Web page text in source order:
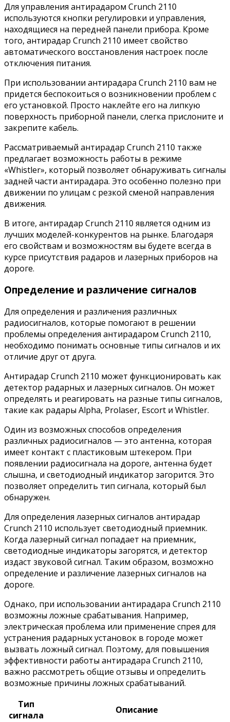
Для управления антирадаром Crunch 2110
используются кнопки регулировки и управления,
находящиеся на передней панели прибора. Кроме
того, антирадар Crunch 2110 имеет свойство
автоматического восстановления настроек после
отключения питания.
При использовании антирадара Crunch 2110 вам не
придется беспокоиться о возникновении проблем с
его установкой. Просто наклейте его на липкую
поверхность приборной панели, слегка прислоните и
закрепите кабель.
Рассматриваемый антирадар Crunch 2110 также
предлагает возможность работы в режиме
«Whistler», который позволяет обнаруживать сигналы
задней части антирадара. Это особенно полезно при
движении по улицам с резкой сменой направления
движения.
В итоге, антирадар Crunch 2110 является одним из
лучших моделей-конкурентов на рынке. Благодаря
его свойствам и возможностям вы будете всегда в
курсе присутствия радаров и лазерных приборов на
дороге.
Определение и различение сигналов
Для определения и различения различных
радиосигналов, которые помогают в решении
проблемы определения антирадаром Crunch 2110,
необходимо понимать основные типы сигналов и их
отличие друг от друга.
Антирадар Crunch 2110 может функционировать как
детектор радарных и лазерных сигналов. Он может
определять и реагировать на разные типы сигналов,
такие как радары Alpha, Prolaser, Escort и Whistler.
Один из возможных способов определения
различных радиосигналов — это антенна, которая
имеет контакт с пластиковым штекером. При
появлении радиосигнала на дороге, антенна будет
слышна, и светодиодный индикатор загорится. Это
позволяет определить тип сигнала, который был
обнаружен.
Для определения лазерных сигналов антирадар
Crunch 2110 использует светодиодный приемник.
Когда лазерный сигнал попадает на приемник,
светодиодные индикаторы загорятся, и детектор
издаст звуковой сигнал. Таким образом, возможно
определение и различение лазерных сигналов на
дороге.
Однако, при использовании антирадара Crunch 2110
возможны ложные срабатывания. Например,
электрическая проблема или применение спрея для
устранения радарных установок в городе может
вызвать ложный сигнал. Поэтому, для повышения
эффективности работы антирадара Crunch 2110,
важно рассмотреть общие отзывы и определить
возможные причины ложных срабатываний.
Тип
сигнала
Описание